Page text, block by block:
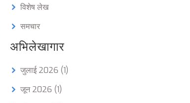
विशेष लेख
समचार
अभिलेखागार
जुलाई 2026 (1)
जून 2026 (1)